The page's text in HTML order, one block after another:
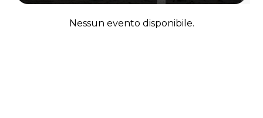
Nessun evento disponibile.